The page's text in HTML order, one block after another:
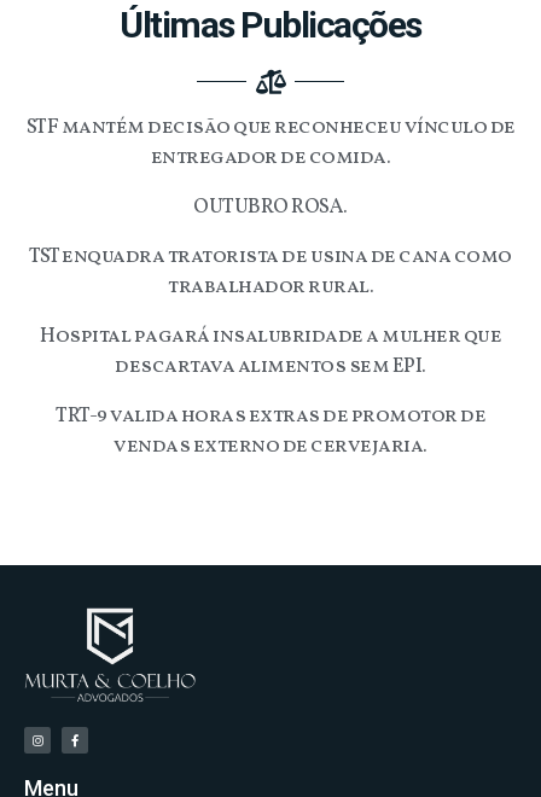
Últimas Publicações
STF mantém decisão que reconheceu vínculo de
entregador de comida.
OUTUBRO ROSA.
TST enquadra tratorista de usina de cana como
trabalhador rural.
Hospital pagará insalubridade a mulher que
descartava alimentos sem EPI.
TRT-9 valida horas extras de promotor de
vendas externo de cervejaria.
Menu